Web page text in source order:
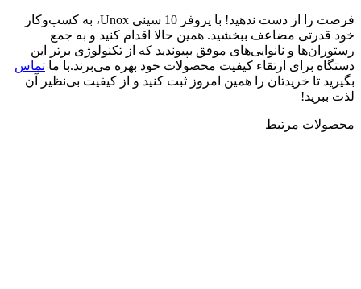
فرصت را از دست ندهید! با پروفر 10 سینی Unox، به کسب‌وکار
خود قدرتی مضاعف ببخشید. همین حالا اقدام کنید و به جمع
رستوران‌ها و نانوایی‌های موفق بپیوندید که از تکنولوژی برتر این
دستگاه برای ارتقاء کیفیت محصولات خود بهره می‌برند.با ما تماس
بگیرید تا خریدتان را همین امروز ثبت کنید و از کیفیت بی‌نظیر آن
لذت ببرید!
محصولات مرتبط